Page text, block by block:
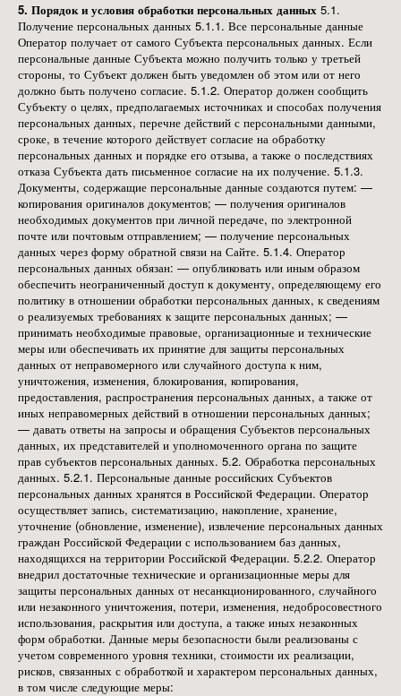
5. Порядок и условия обработки персональных данных 5.1.
Получение персональных данных 5.1.1. Все персональные данные
Оператор получает от самого Субъекта персональных данных. Если
персональные данные Субъекта можно получить только у третьей
стороны, то Субъект должен быть уведомлен об этом или от него
должно быть получено согласие. 5.1.2. Оператор должен сообщить
Субъекту о целях, предполагаемых источниках и способах получения
персональных данных, перечне действий с персональными данными,
сроке, в течение которого действует согласие на обработку
персональных данных и порядке его отзыва, а также о последствиях
отказа Субъекта дать письменное согласие на их получение. 5.1.3.
Документы, содержащие персональные данные создаются путем: —
копирования оригиналов документов; — получения оригиналов
необходимых документов при личной передаче, по электронной
почте или почтовым отправлением; — получение персональных
данных через форму обратной связи на Сайте. 5.1.4. Оператор
персональных данных обязан: — опубликовать или иным образом
обеспечить неограниченный доступ к документу, определяющему его
политику в отношении обработки персональных данных, к сведениям
о реализуемых требованиях к защите персональных данных; —
принимать необходимые правовые, организационные и технические
меры или обеспечивать их принятие для защиты персональных
данных от неправомерного или случайного доступа к ним,
уничтожения, изменения, блокирования, копирования,
предоставления, распространения персональных данных, а также от
иных неправомерных действий в отношении персональных данных;
— давать ответы на запросы и обращения Субъектов персональных
данных, их представителей и уполномоченного органа по защите
прав субъектов персональных данных. 5.2. Обработка персональных
данных. 5.2.1. Персональные данные российских Субъектов
персональных данных хранятся в Российской Федерации. Оператор
осуществляет запись, систематизацию, накопление, хранение,
уточнение (обновление, изменение), извлечение персональных данных
граждан Российской Федерации с использованием баз данных,
находящихся на территории Российской Федерации. 5.2.2. Оператор
внедрил достаточные технические и организационные меры для
защиты персональных данных от несанкционированного, случайного
или незаконного уничтожения, потери, изменения, недобросовестного
использования, раскрытия или доступа, а также иных незаконных
форм обработки. Данные меры безопасности были реализованы с
учетом современного уровня техники, стоимости их реализации,
рисков, связанных с обработкой и характером персональных данных,
в том числе следующие меры: